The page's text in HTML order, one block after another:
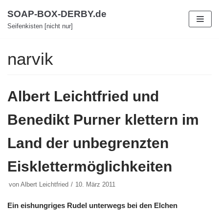
Zum
Inhalt
SOAP-BOX-DERBY.de
Seifenkisten [nicht nur]
narvik
Albert Leichtfried und
Benedikt Purner klettern im
Land der unbegrenzten
Eisklettermöglichkeiten
von Albert Leichtfried 10. März 2011
Ein eishungriges Rudel unterwegs bei den Elchen